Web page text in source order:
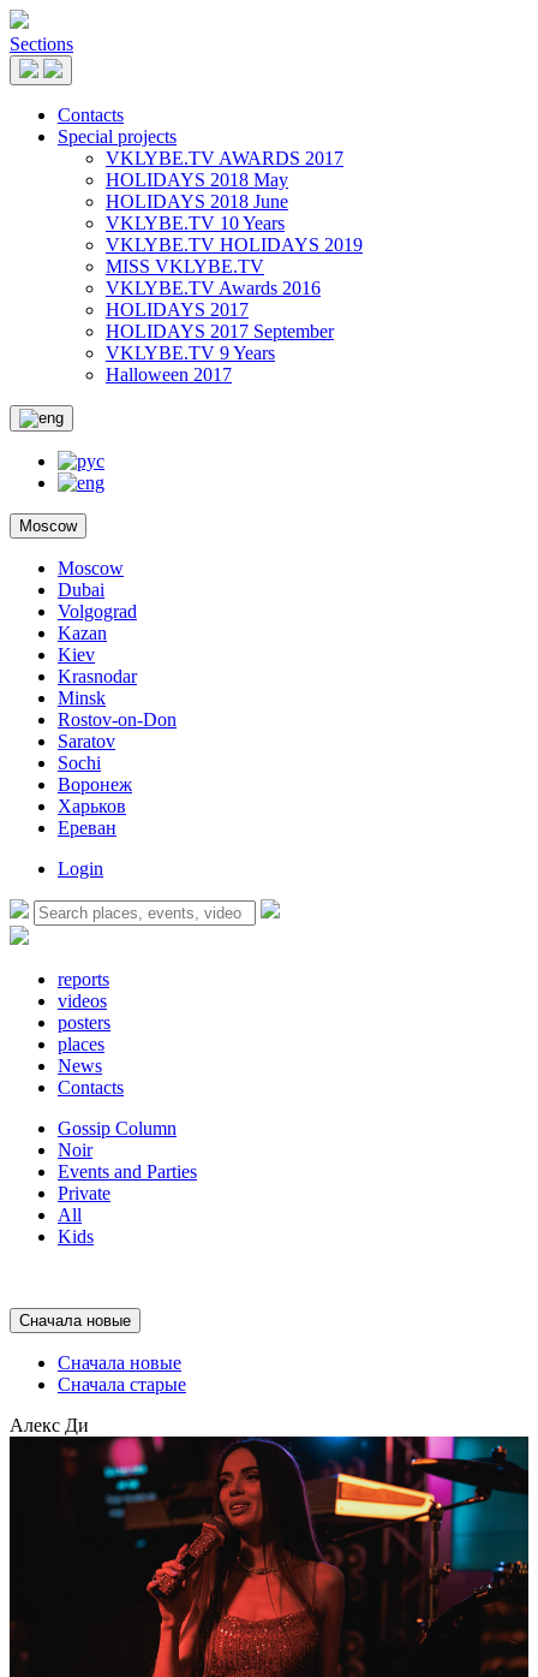
Sections
Contacts
Special projects
VKLYBE.TV AWARDS 2017
HOLIDAYS 2018 May
HOLIDAYS 2018 June
VKLYBE.TV 10 Years
VKLYBE.TV HOLIDAYS 2019
MISS VKLYBE.TV
VKLYBE.TV Awards 2016
HOLIDAYS 2017
HOLIDAYS 2017 September
VKLYBE.TV 9 Years
Halloween 2017
Moscow
Moscow
Dubai
Volgograd
Kazan
Kiev
Krasnodar
Minsk
Rostov-on-Don
Saratov
Sochi
Воронеж
Харьков
Ереван
Login
reports
videos
posters
places
News
Contacts
Gossip Column
Noir
Events and Parties
Private
All
Kids
Сначала новые
Сначала новые
Сначала старые
Алекс Ди